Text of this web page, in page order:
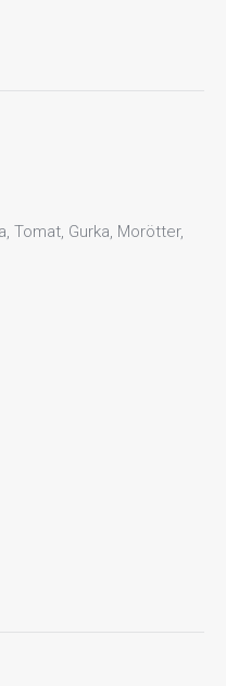
Tomat, Gurka, Morötter,